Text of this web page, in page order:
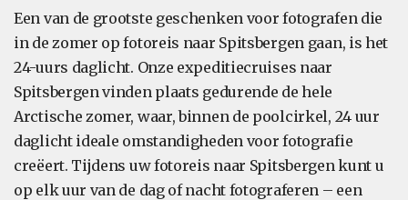
Een van de grootste geschenken voor fotografen die
in de zomer op fotoreis naar Spitsbergen gaan, is het
24-uurs daglicht. Onze expeditiecruises naar
Spitsbergen vinden plaats gedurende de hele
Arctische zomer, waar, binnen de poolcirkel, 24 uur
daglicht ideale omstandigheden voor fotografie
creëert. Tijdens uw fotoreis naar Spitsbergen kunt u
op elk uur van de dag of nacht fotograferen – een